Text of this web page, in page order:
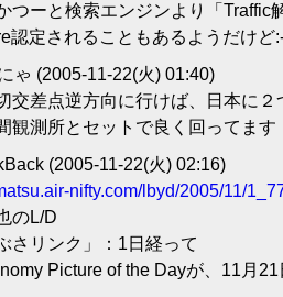
つーと検索エンジンより「Traffic
認定されることもあるようだけど
ゃ (2005-11-22(火) 01:40)
交差点逆方向に行けば、日本に
観測所とセットで良く回ってます
(2005-11-22(火) 02:16)
nifty.com/lbyd/2005/11/
のL/D
さリンク」：1日経って
Picture of the Dayが、11月21